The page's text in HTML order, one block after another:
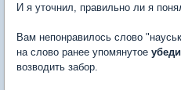
И я уточнил, правильно ли я
Вам непонравилось слово
на слово ранее упомянутое
возводить забор.